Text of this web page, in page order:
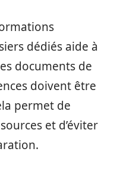
dédiés aide à
documents de
doivent être
permet de
et d’éviter